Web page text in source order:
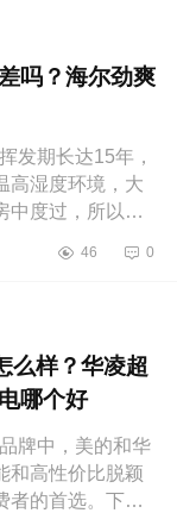
吗？海尔劲爽
期长达15年，
高湿度环境，大
中度过，所以长
尔劲爽质量很差
46 0
么样？华凌超
哪个好
中，美的和华
和高性价比脱颖
者的首选。下面